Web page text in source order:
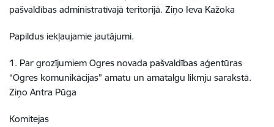
pašvaldības administratīvajā teritorijā. Ziņo Ieva Kažoka
Papildus iekļaujamie jautājumi.
1. Par grozījumiem Ogres novada pašvaldības aģentūras
“Ogres komunikācijas” amatu un amatalgu likmju sarakstā.
Ziņo Antra Pūga
Komitejas